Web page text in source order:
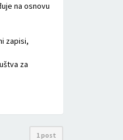
na osnovu
zapisi,
za
1 post